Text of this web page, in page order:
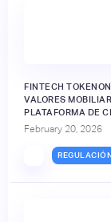
FINTECH
VALORES
PLATAFORMA DE
February 20, 2026